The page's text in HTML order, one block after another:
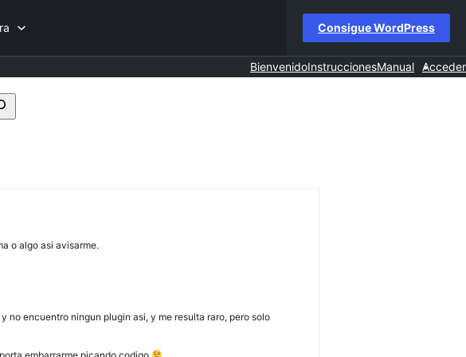
Consigue WordPress
BienvenidoInstruccionesManual Acceder
Buscar
o algo asi avisarme.
no encuentro ningun plugin asi, y me resulta raro, pero solo